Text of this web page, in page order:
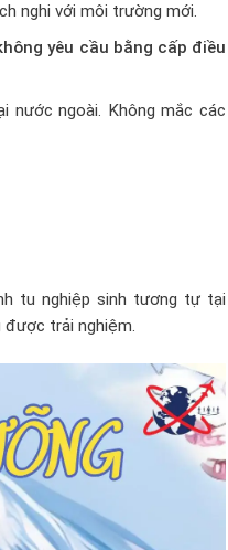
nghi với môi trường mới.
yêu cầu bằng cấp điều
ngoài. Không mắc các
tu nghiệp sinh tương tự tại
trải nghiệm.